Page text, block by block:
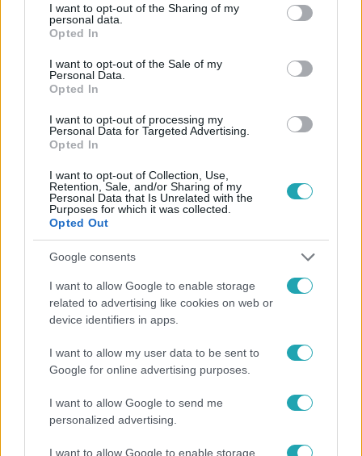
not limited to your visit or usage behaviour. You may click to
grant or deny consent to Google and its third-party tags to
use your data for below specified purposes in below Google
consent section.
I want to opt-out of the Sharing of my
personal data.
Opted In
I want to opt-out of the Sale of my
Personal Data.
Opted In
I want to opt-out of processing my
Personal Data for Targeted Advertising.
Opted In
I want to opt-out of Collection, Use,
Retention, Sale, and/or Sharing of my
Personal Data that Is Unrelated with the
Purposes for which it was collected.
Opted Out
Google consents
I want to allow Google to enable storage
related to advertising like cookies on web or
device identifiers in apps.
I want to allow my user data to be sent to
Google for online advertising purposes.
I want to allow Google to send me
personalized advertising.
I want to allow Google to enable storage
Követem
HÍRADÓ #ALGYŐ #ADÁSRÉSZLETEK
POLGÁRMESTERI FIZETÉS
ALGYŐI POLGÁRMESTER #MAGYAR PÉTER
MI HAZÁNK
Népszerű